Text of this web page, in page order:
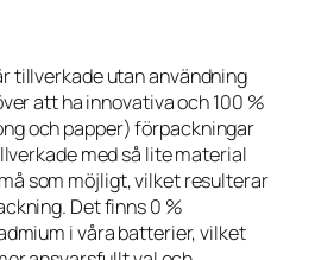
tillverkade utan användning
att ha innovativa och 100 %
och papper) förpackningar
med så lite material
som möjligt, vilket resulterar
Det finns 0 %
i våra batterier, vilket